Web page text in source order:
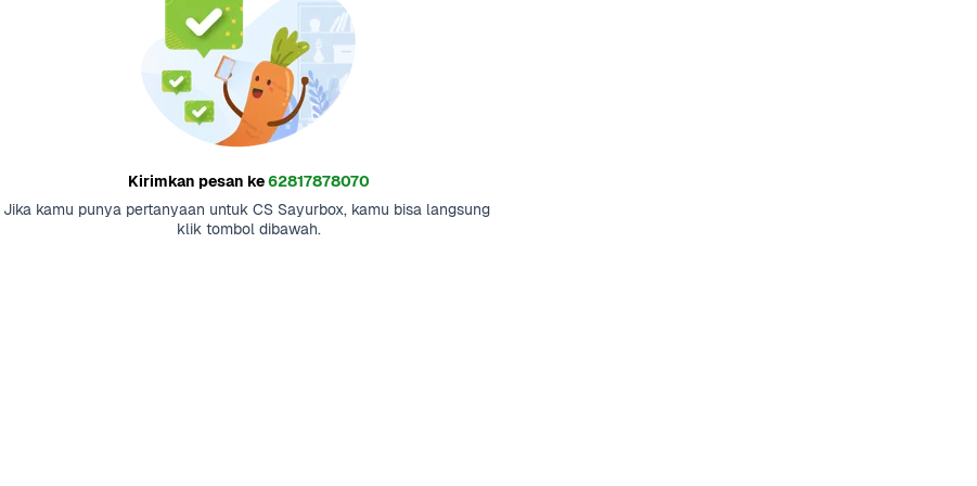
Kirimkan pesan ke62817878070
Jika kamu punya pertanyaan untuk CS Sayurbox, kamu bisa langsung
klik tombol dibawah.